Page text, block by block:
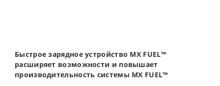
Быстрое зарядное устройство MX FUEL™
расширяет возможности и повышает
производительность системы MX FUEL™